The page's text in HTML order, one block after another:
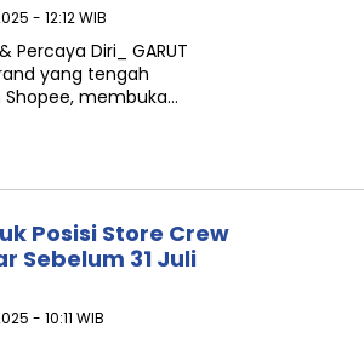
- 12:12 WIB
Percaya Diri_ GARUT
yang tengah
membuka…
Posisi Store Crew
Sebelum 31 Juli
- 10:11 WIB